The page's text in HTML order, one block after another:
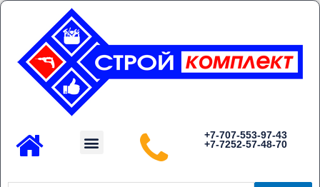
Перейти
содержимому
Menu
+7-707-553-97-43
+7-7252-57-48-70